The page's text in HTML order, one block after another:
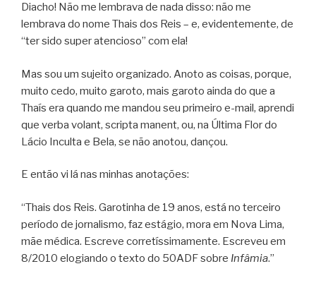
Diacho! Não me lembrava de nada disso: não me
lembrava do nome Thais dos Reis – e, evidentemente, de
“ter sido super atencioso” com ela!
Mas sou um sujeito organizado. Anoto as coisas, porque,
muito cedo, muito garoto, mais garoto ainda do que a
Thaís era quando me mandou seu primeiro e-mail, aprendi
que verba volant, scripta manent, ou, na Última Flor do
Lácio Inculta e Bela, se não anotou, dançou.
E então vi lá nas minhas anotações:
“Thais dos Reis. Garotinha de 19 anos, está no terceiro
período de jornalismo, faz estágio, mora em Nova Lima,
mãe médica. Escreve corretíssimamente. Escreveu em
8/2010 elogiando o texto do 50ADF sobre Infâmia.”